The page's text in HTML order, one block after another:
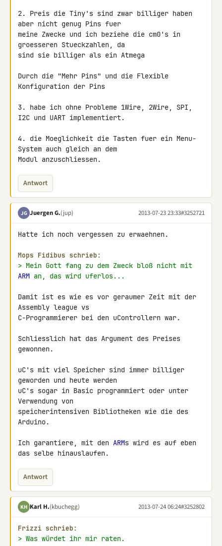
2. Preis die Tiny's sind zwar billiger haben
aber nicht genug Pins fuer
meine Zwecke und ich beziehe die cm0's in
groesseren Stueckzahlen, da
sind sie billiger als ein Atmega
Durch die "Mehr Pins" und die Flexible
Konfiguration der Pins
3. habe ich ohne Probleme 1Wire, 2Wire, SPI,
I2C und UART implementiert.
4. die Moeglichkeit die Tasten fuer ein Menu-
System auch gleich an dem
Modul anzuschliessen.
Antwort
JG Juergen G.(jup) 2013-07-23 23:33#3252721
Hatte ich noch vergessen zu erwaehnen.
Mops Fidibus schrieb:
ARM an, das wird uferlos...
Damit ist es wie es vor geraumer Zeit mit der
Assembly league vs
C-Programmierer bei den uControllern war.
Schliesslich hat das Argument des Preises
gewonnen.
uC's mit viel Speicher sind immer billiger
geworden und heute werden
uC's sogar in Basic programmiert oder unter
Verwendung von
speicherintensiven Bibliotheken wie die des
Arduino.
Ich garantiere, mit den ARMs wird es auf eben
das selbe hinauslaufen.
Antwort
KH Karl H.(kbuchegg) 2013-07-24 06:24#3252802
Frizzi schrieb:
> Was würdet ihr mir raten.